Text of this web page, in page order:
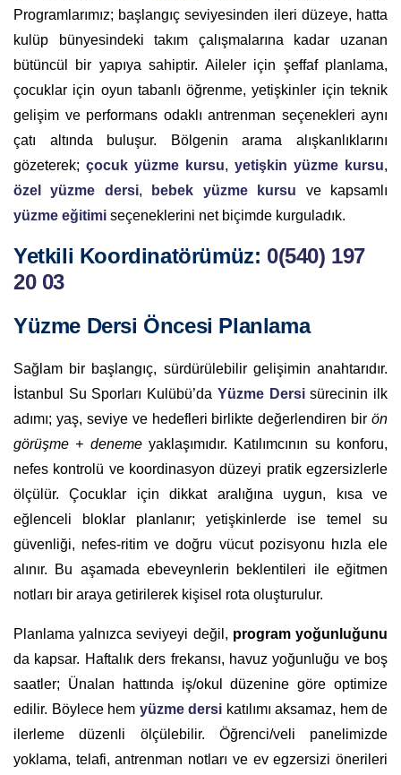
Programlarımız; başlangıç seviyesinden ileri düzeye, hatta
kulüp bünyesindeki takım çalışmalarına kadar uzanan
bütüncül bir yapıya sahiptir. Aileler için şeffaf planlama,
çocuklar için oyun tabanlı öğrenme, yetişkinler için teknik
gelişim ve performans odaklı antrenman seçenekleri aynı
çatı altında buluşur. Bölgenin arama alışkanlıklarını
gözeterek; çocuk yüzme kursu, yetişkin yüzme kursu,
özel yüzme dersi, bebek yüzme kursu ve kapsamlı
yüzme eğitimi seçeneklerini net biçimde kurguladık.
Yetkili Koordinatörümüz: 0(540) 197
20 03
Yüzme Dersi Öncesi Planlama
Sağlam bir başlangıç, sürdürülebilir gelişimin anahtarıdır.
İstanbul Su Sporları Kulübü’da Yüzme Dersisürecinin ilk
adımı; yaş, seviye ve hedefleri birlikte değerlendiren bir ön
görüşme + denemeyaklaşımıdır. Katılımcının su konforu,
nefes kontrolü ve koordinasyon düzeyi pratik egzersizlerle
ölçülür. Çocuklar için dikkat aralığına uygun, kısa ve
eğlenceli bloklar planlanır; yetişkinlerde ise temel su
güvenliği, nefes-ritim ve doğru vücut pozisyonu hızla ele
alınır. Bu aşamada ebeveynlerin beklentileri ile eğitmen
notları bir araya getirilerek kişisel rota oluşturulur.
Planlama yalnızca seviyeyi değil, program yoğunluğunu
da kapsar. Haftalık ders frekansı, havuz yoğunluğu ve boş
saatler; Ünalan hattında iş/okul düzenine göre optimize
edilir. Böylece hem yüzme dersi katılımı aksamaz, hem de
ilerleme düzenli ölçülebilir. Öğrenci/veli panelimizde
yoklama, telafi, antrenman notları ve ev egzersizi önerileri